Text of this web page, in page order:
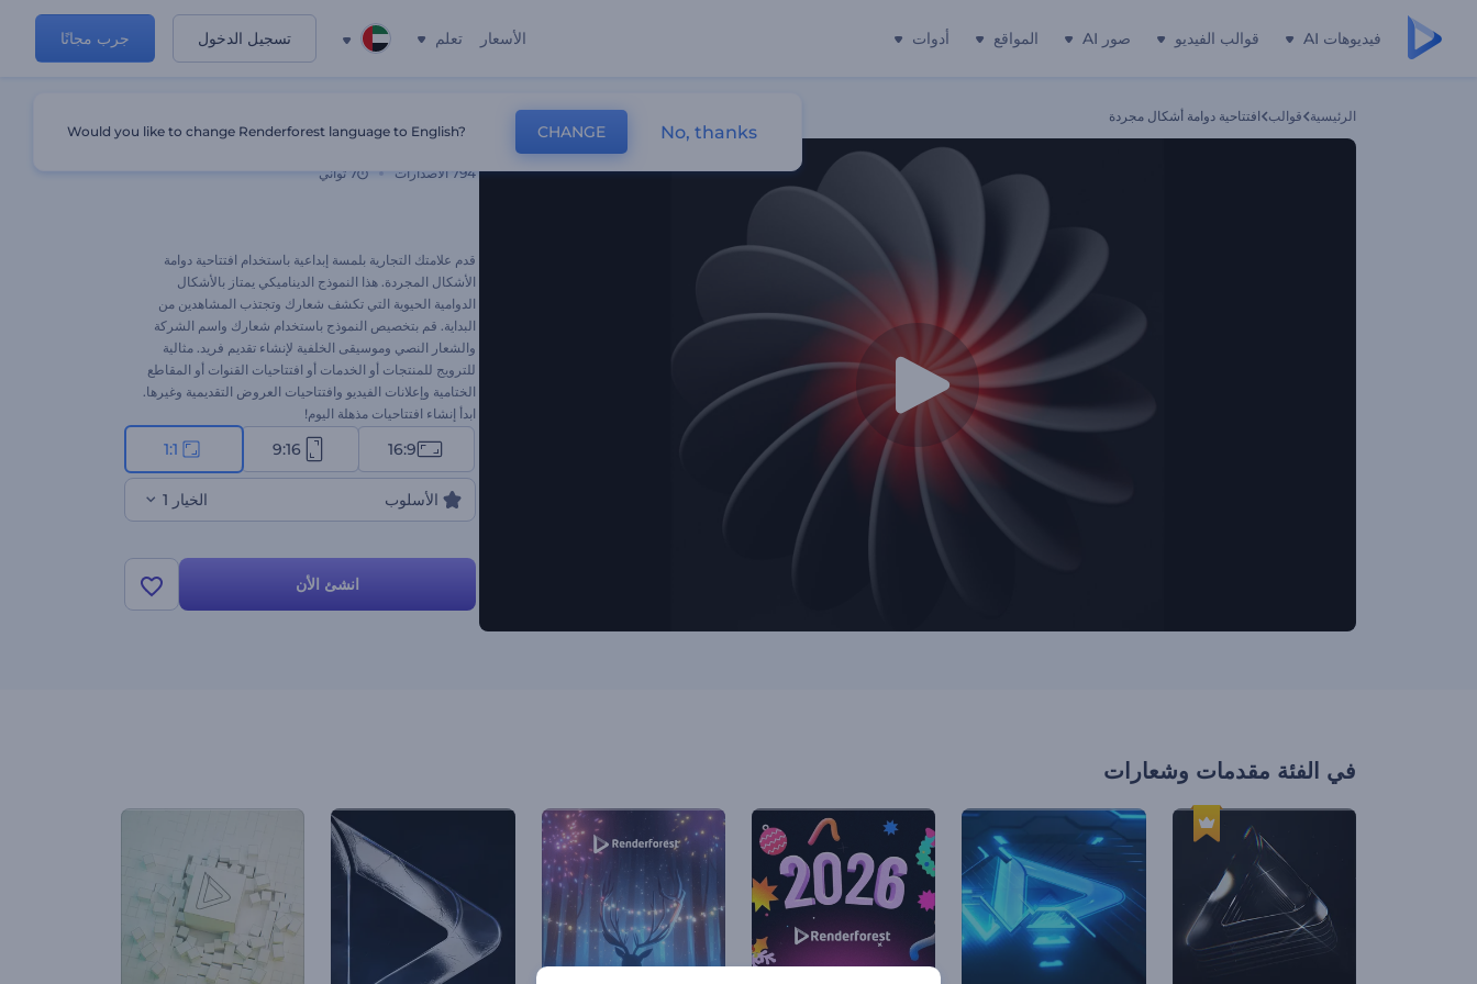
فيديوهات AI قوالب الفيديو صور AI المواقع أدوات الأسعار تعلم تسجيل الدخول جرب مجانًا
الرئيسية قوالب افتتاحية دوامة أشكال مجردة
794 الاصدارات 7 ثواني
قدم علامتك التجارية بلمسة إبداعية باستخدام افتتاحية دوامة
الأشكال المجردة. هذا النموذج الديناميكي يمتاز بالأشكال
الدوامية الحيوية التي تكشف شعارك وتجتذب المشاهدين من
البداية. قم بتخصيص النموذج باستخدام شعارك واسم الشركة
والشعار النصي وموسيقى الخلفية لإنشاء تقديم فريد. مثالية
للترويج للمنتجات أو الخدمات أو افتتاحيات القنوات أو المقاطع
الختامية وإعلانات الفيديو وافتتاحيات العروض التقديمية وغيرها.
ابدأ إنشاء افتتاحيات مذهلة اليوم!
16:9
9:16
1:1
الأسلوب الخيار 1
انشئ الأن
في الفئة مقدمات وشعارات
Would you like to change Renderforest language to English? CHANGE No, thanks